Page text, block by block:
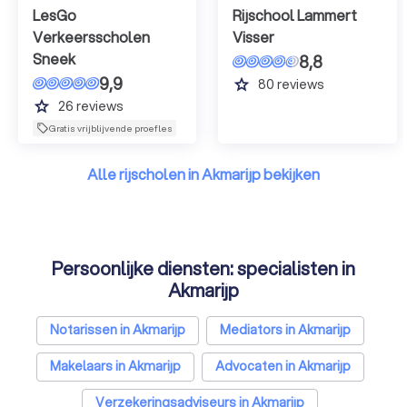
LesGo
Verkeersscholen
Sneek
9,9
grade 26 reviews
Gratis vrijblijvende proefles
Rijschool Lammert
Visser
8,8
grade 80 reviews
Alle rijscholen in Akmarijp bekijken
Persoonlijke diensten: specialisten in
Akmarijp
Notarissen in Akmarijp
Mediators in Akmarijp
Makelaars in Akmarijp
Advocaten in Akmarijp
Verzekeringsadviseurs in Akmarijp